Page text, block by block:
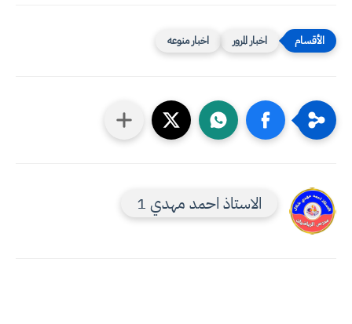
اخبار المرور اخبار منوعه
الاستاذ احمد مهدي 1